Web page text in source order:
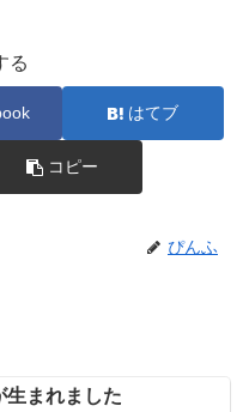
る
はてブ
コピー
ぴんふ
生まれました